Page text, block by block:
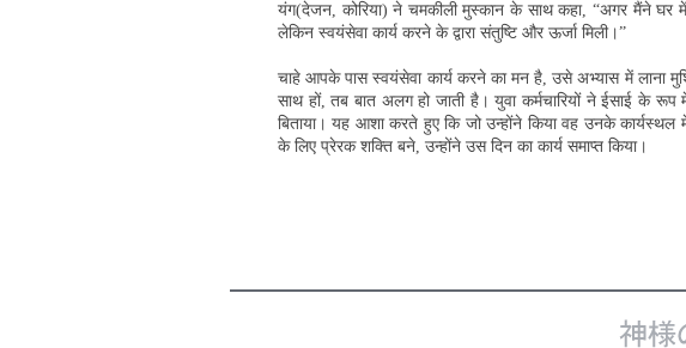
यंग(देजन, कोरिया) ने चमकीली मुस्कान के साथ कहा, “अगर मैंने घर में
लेकिन स्वयंसेवा कार्य करने के द्वारा संतुष्टि और ऊर्जा मिली।”
चाहे आपके पास स्वयंसेवा कार्य करने का मन है, उसे अभ्यास में
साथ हों, तब बात अलग हो जाती है। युवा कर्मचारियों ने ईसाई के
बिताया। यह आशा करते हुए कि जो उन्होंने किया वह उनके
के लिए प्रेरक शक्ति बने, उन्होंने उस दिन का कार्य समाप्त किया।